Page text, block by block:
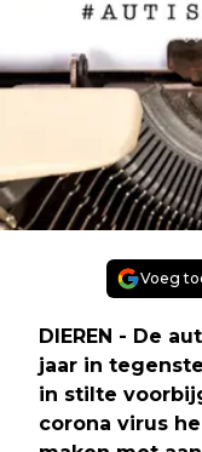
Voeg
DIEREN - De
jaar in
in stilte
corona virus